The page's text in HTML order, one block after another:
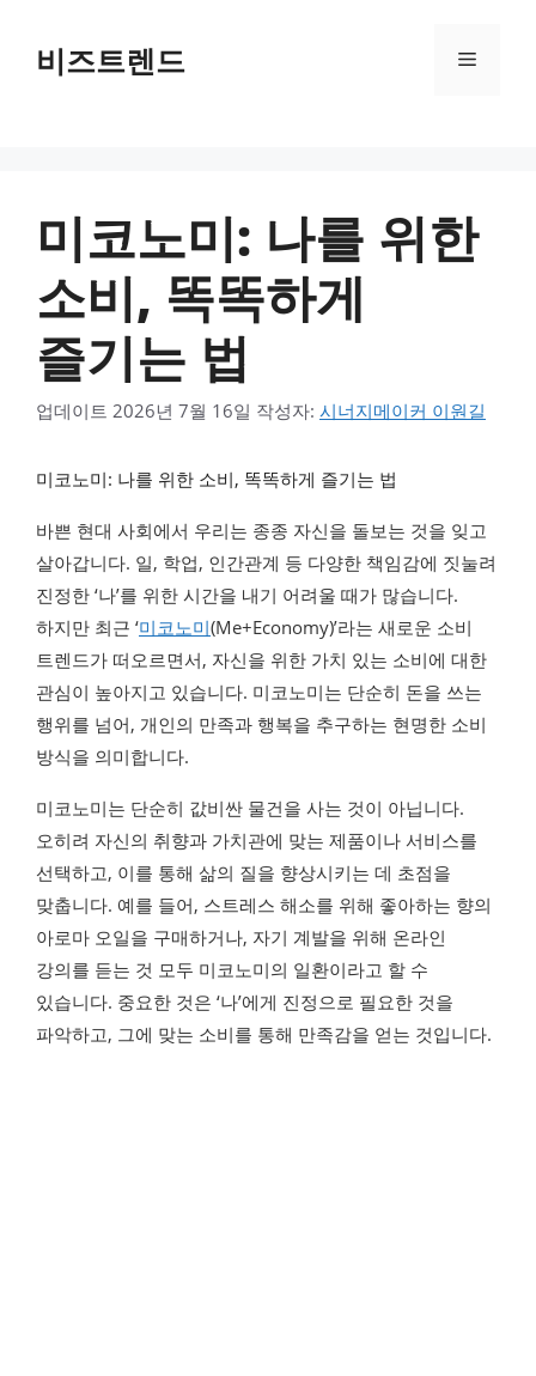
건너뛰기비즈트렌드 메뉴
미코노미: 나를 위한
소비, 똑똑하게
즐기는 법
업데이트 2026년 7월 16일 작성자: 시너지메이커 이원길
미코노미: 나를 위한 소비, 똑똑하게 즐기는 법
바쁜 현대 사회에서 우리는 종종 자신을 돌보는 것을 잊고
살아갑니다. 일, 학업, 인간관계 등 다양한 책임감에 짓눌려
진정한 ‘나’를 위한 시간을 내기 어려울 때가 많습니다.
하지만 최근 ‘미코노미(Me+Economy)’라는 새로운 소비
트렌드가 떠오르면서, 자신을 위한 가치 있는 소비에 대한
관심이 높아지고 있습니다. 미코노미는 단순히 돈을 쓰는
행위를 넘어, 개인의 만족과 행복을 추구하는 현명한 소비
방식을 의미합니다.
미코노미는 단순히 값비싼 물건을 사는 것이 아닙니다.
오히려 자신의 취향과 가치관에 맞는 제품이나 서비스를
선택하고, 이를 통해 삶의 질을 향상시키는 데 초점을
맞춥니다. 예를 들어, 스트레스 해소를 위해 좋아하는 향의
아로마 오일을 구매하거나, 자기 계발을 위해 온라인
강의를 듣는 것 모두 미코노미의 일환이라고 할 수
있습니다. 중요한 것은 ‘나’에게 진정으로 필요한 것을
파악하고, 그에 맞는 소비를 통해 만족감을 얻는 것입니다.